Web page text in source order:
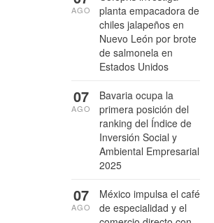
planta empacadora de
chiles jalapeños en
Nuevo León por brote
de salmonela en
Estados Unidos
AGO
Bavaria ocupa la
primera posición del
ranking del Índice de
Inversión Social y
Ambiental Empresarial
2025
07
AGO
México impulsa el café
de especialidad y el
07
AGO